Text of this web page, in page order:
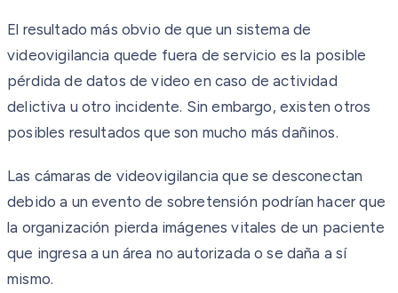
El resultado más obvio de que un sistema de
videovigilancia quede fuera de servicio es la posible
pérdida de datos de video en caso de actividad
delictiva u otro incidente. Sin embargo, existen otros
posibles resultados que son mucho más dañinos.
Las cámaras de videovigilancia que se desconectan
debido a un evento de sobretensión podrían hacer que
la organización pierda imágenes vitales de un paciente
que ingresa a un área no autorizada o se daña a sí
mismo.